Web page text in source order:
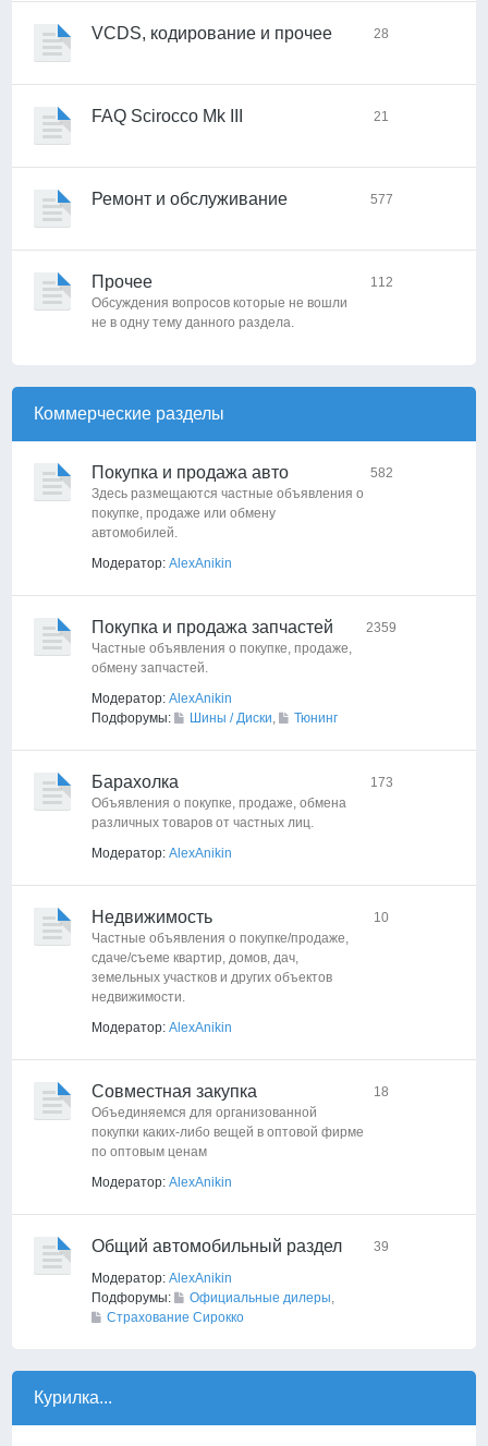
VCDS, кодирование и прочее 28
FAQ Scirocco Mk III 21
Ремонт и обслуживание 577
Прочее
Обсуждения вопросов которые не вошли
не в одну тему данного раздела.
112
Коммерческие разделы
Покупка и продажа авто
Здесь размещаются частные объявления о
покупке, продаже или обмену
автомобилей.
Модератор: AlexAnikin
582
Покупка и продажа запчастей
Частные объявления о покупке, продаже,
обмену запчастей.
Модератор: AlexAnikin
Подфорумы:
Шины / Диски, Тюнинг
2359
Барахолка
Объявления о покупке, продаже, обмена
различных товаров от частных лиц.
Модератор: AlexAnikin
173
Недвижимость
Частные объявления о покупке/продаже,
сдаче/съеме квартир, домов, дач,
земельных участков и других объектов
недвижимости.
Модератор: AlexAnikin
10
Совместная закупка
Объединяемся для организованной
покупки каких-либо вещей в оптовой фирме
по оптовым ценам
Модератор: AlexAnikin
18
Общий автомобильный раздел
Модератор: AlexAnikin
Подфорумы:
Официальные дилеры,
Страхование Сирокко
39
Курилка...